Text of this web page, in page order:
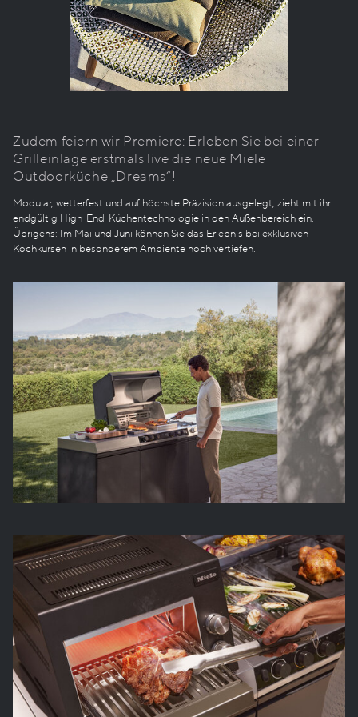
Zudem feiern wir Premiere: Erleben Sie bei einer
Grilleinlage erstmals live die neue Miele
Outdoorküche „Dreams“!
Modular, wetterfest und auf höchste Präzision ausgelegt, zieht mit ihr
endgültig High-End-Küchentechnologie in den Außenbereich ein.
Übrigens: Im Mai und Juni können Sie das Erlebnis bei exklusiven
Kochkursen in besonderem Ambiente noch vertiefen.